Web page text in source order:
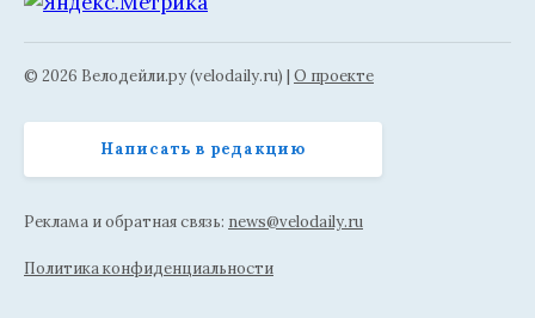
© 2026 Велодейли.ру (velodaily.ru) | О проекте
Написать в редакцию
Реклама и обратная связь: news@velodaily.ru
Политика конфиденциальности